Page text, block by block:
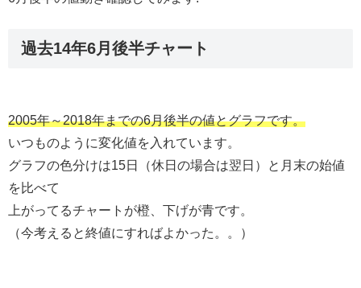
過去14年6月後半チャート
2005年～2018年までの6月後半の値とグラフです。
いつものように変化値を入れています。
グラフの色分けは15日（休日の場合は翌日）と月末の始値
を比べて
上がってるチャートが橙、下げが青です。
（今考えると終値にすればよかった。。）